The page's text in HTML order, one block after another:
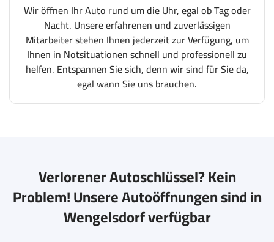
Wir öffnen Ihr Auto rund um die Uhr, egal ob Tag oder
Nacht. Unsere erfahrenen und zuverlässigen
Mitarbeiter stehen Ihnen jederzeit zur Verfügung, um
Ihnen in Notsituationen schnell und professionell zu
helfen. Entspannen Sie sich, denn wir sind für Sie da,
egal wann Sie uns brauchen.
Verlorener Autoschlüssel? Kein
Problem! Unsere Autoöffnungen sind in
Wengelsdorf verfügbar